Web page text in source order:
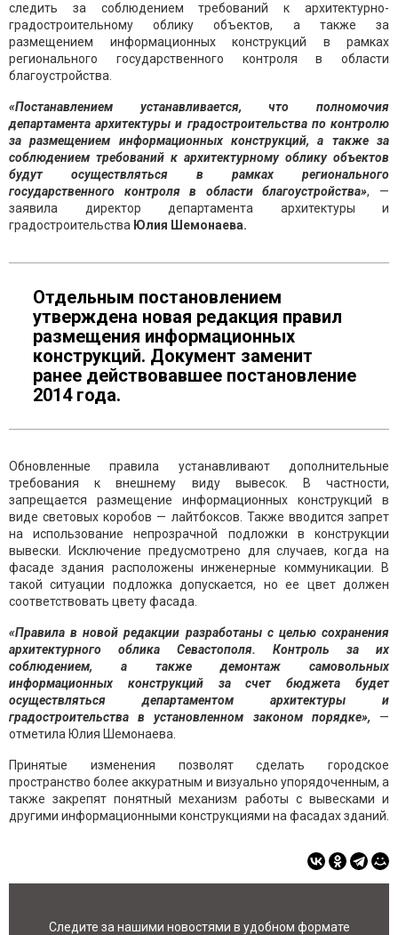
следить за соблюдением требований к архитектурно-
градостроительному облику объектов, а также за
размещением информационных конструкций в рамках
регионального государственного контроля в области
благоустройства.
«Постанавлением устанавливается, что полномочия
департамента архитектуры и градостроительства по контролю
за размещением информационных конструкций, а также за
соблюдением требований к архитектурному облику объектов
будут осуществляться в рамках регионального
государственного контроля в области благоустройства», —
заявила директор департамента архитектуры и
градостроительства Юлия Шемонаева.
Отдельным постановлением
утверждена новая редакция правил
размещения информационных
конструкций. Документ заменит
ранее действовавшее постановление
2014 года.
Обновленные правила устанавливают дополнительные
требования к внешнему виду вывесок. В частности,
запрещается размещение информационных конструкций в
виде световых коробов — лайтбоксов. Также вводится запрет
на использование непрозрачной подложки в конструкции
вывески. Исключение предусмотрено для случаев, когда на
фасаде здания расположены инженерные коммуникации. В
такой ситуации подложка допускается, но ее цвет должен
соответствовать цвету фасада.
«Правила в новой редакции разработаны с целью сохранения
архитектурного облика Севастополя. Контроль за их
соблюдением, а также демонтаж самовольных
информационных конструкций за счет бюджета будет
осуществляться департаментом архитектуры и
градостроительства в установленном законом порядке», —
отметила Юлия Шемонаева.
Принятые изменения позволят сделать городское
пространство более аккуратным и визуально упорядоченным, а
также закрепят понятный механизм работы с вывесками и
другими информационными конструкциями на фасадах зданий.
Следите за нашими новостями в удобном формате